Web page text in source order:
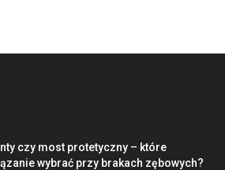
czy most protetyczny – które
wybrać przy brakach zębowych?